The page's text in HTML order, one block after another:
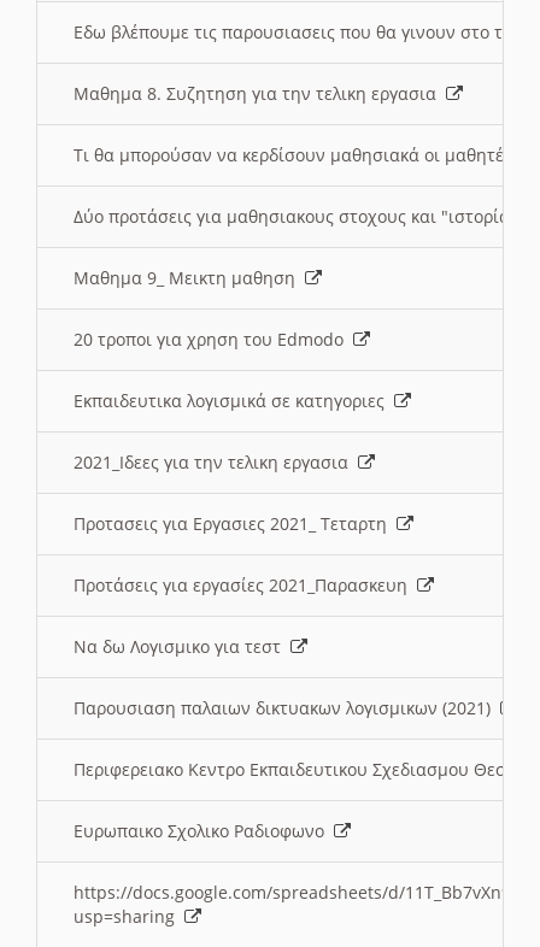
Εδω βλέπουμε τις παρουσιασεις που θα γινουν στο
Μαθημα 8. Συζητηση για την τελικη εργασια
Τι θα μπορούσαν να κερδίσουν μαθησιακά οι μαθητές/
Δύο προτάσεις για μαθησιακους στοχους και "ιστορία"
Μαθημα 9_ Μεικτη μαθηση
20 τροποι για χρηση του Edmodo
Εκπαιδευτικα λογισμικά σε κατηγοριες
2021_Ιδεες για την τελικη εργασια
Προτασεις για Εργασιες 2021_ Τεταρτη
Προτάσεις για εργασίες 2021_Παρασκευη
Να δω Λογισμικο για τεστ
Παρουσιαση παλαιων δικτυακων λογισμικων (2021)
Περιφερειακο Κεντρο Εκπαιδευτικου Σχεδιασμου
Ευρωπαικο Σχολικο Ραδιοφωνο
https://docs.google.com/spreadsheets/d/
usp=sharing